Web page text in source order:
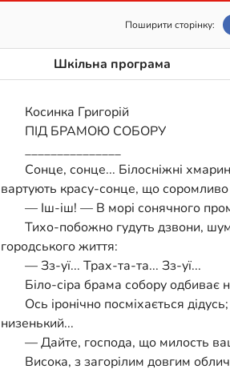
Поширити сторінку:
Шкільна програма
Косинка Григорій
ПІД БРАМОЮ СОБОРУ
_______________
Сонце, сонце... Білосніжні
вартують красу-сонце, що соромливо
— Іш-іш! — В морі сонячного
Тихо-побожно гудуть дзвони,
городського життя:
— Зз-уї... Трах-та-та... Зз-уї...
Біло-сіра брама собору одбиває
Ось іронічно посміхається
низенький...
— Дайте, господа, що милость
Висока, з загорілим довгим